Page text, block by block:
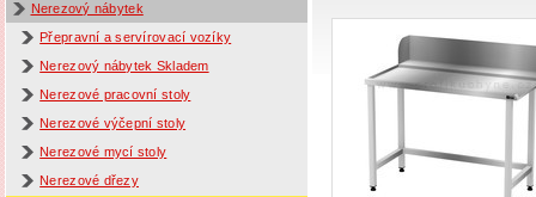
Nerezový nábytek
Přepravní a servírovací vozíky
Nerezový nábytek Skladem
Nerezové pracovní stoly
Nerezové výčepní stoly
Nerezové mycí stoly
Nerezové dřezy